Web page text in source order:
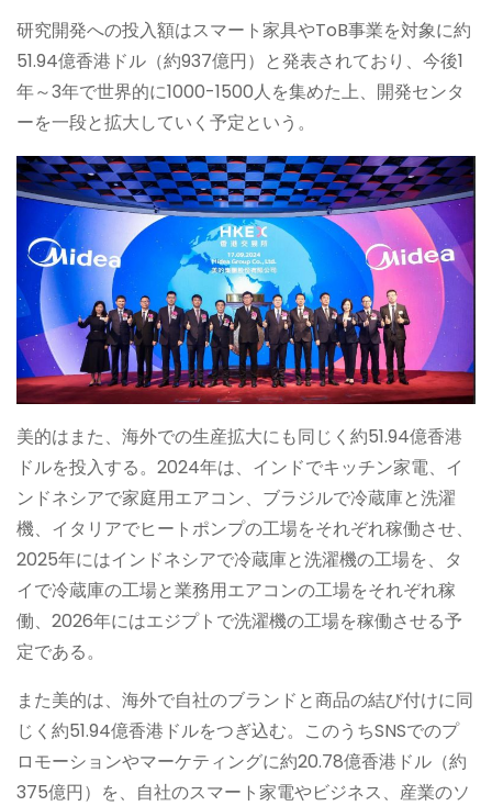
研究開発への投入額はスマート家具やToB事業を対象に約
51.94億香港ドル（約937億円）と発表されており、今後1
年～3年で世界的に1000-1500人を集めた上、開発センタ
ーを一段と拡大していく予定という。
美的はまた、海外での生産拡大にも同じく約51.94億香港
ドルを投入する。2024年は、インドでキッチン家電、イ
ンドネシアで家庭用エアコン、ブラジルで冷蔵庫と洗濯
機、イタリアでヒートポンプの工場をそれぞれ稼働させ、
2025年にはインドネシアで冷蔵庫と洗濯機の工場を、タ
イで冷蔵庫の工場と業務用エアコンの工場をそれぞれ稼
働、2026年にはエジプトで洗濯機の工場を稼働させる予
定である。
また美的は、海外で自社のブランドと商品の結び付けに同
じく約51.94億香港ドルをつぎ込む。このうちSNSでのプ
ロモーションやマーケティングに約20.78億香港ドル（約
375億円）を、自社のスマート家電やビジネス、産業のソ